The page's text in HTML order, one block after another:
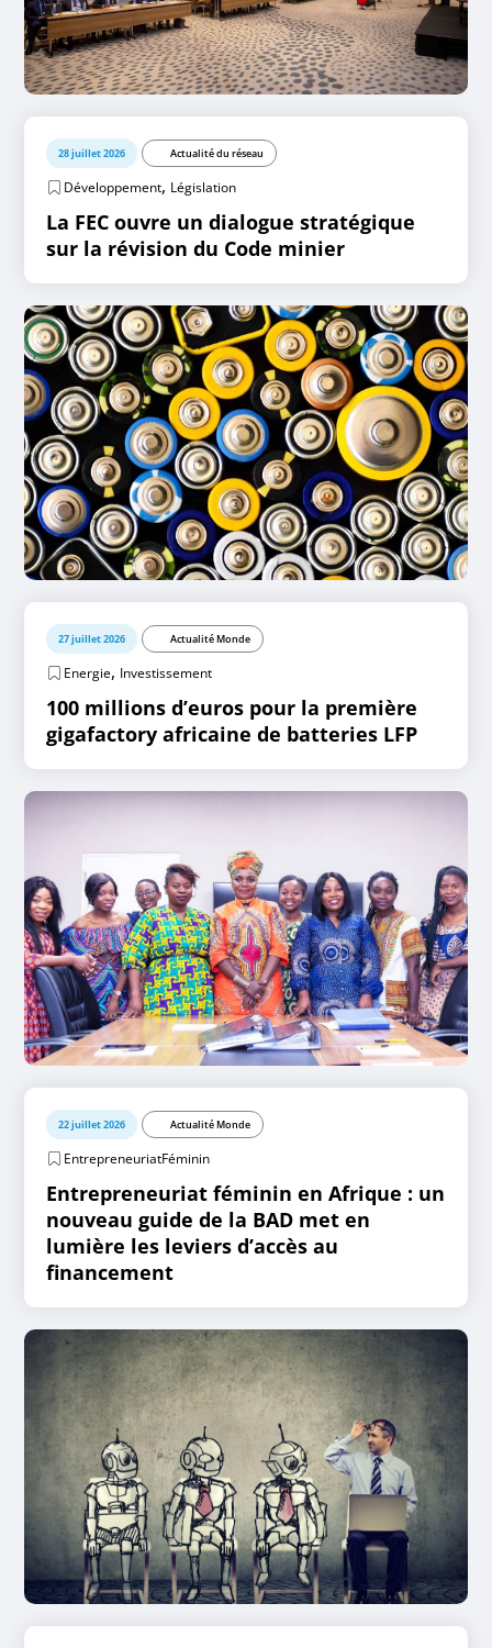
28 juillet 2026 Actualité du réseau
Développement, Législation
La FEC ouvre un dialogue stratégique
sur la révision du Code minier
27 juillet 2026 Actualité Monde
Energie, Investissement
100 millions d’euros pour la première
gigafactory africaine de batteries LFP
22 juillet 2026 Actualité Monde
EntrepreneuriatFéminin
Entrepreneuriat féminin en Afrique : un
nouveau guide de la BAD met en
lumière les leviers d’accès au
financement